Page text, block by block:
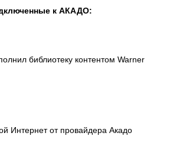
к АКАДО:
библиотеку контентом Warner
Интернет от провайдера Акадо